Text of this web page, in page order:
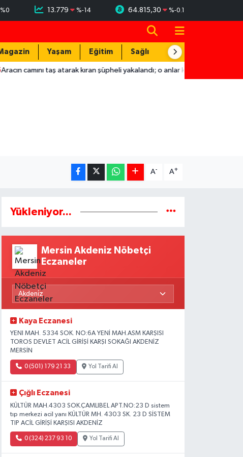
%0 13.779 %-14 64.815,30 %-0.1
Yaşam Eğitim Sağlık Teknoloji
taş atarak kıran şüpheli yakalandı; o anlar kamerada
A- A+
Yükleniyor...
Mersin Akdeniz Nöbetçi
Eczaneler
Kaya Eczanesi
YENI MAH. 5334 SOK. NO:6A YENİ MAH.ASM KARŞISI
TOROS DEVLET ACİL GİRİŞİ KARŞI SOKAĞI AKDENİZ
MERSİN
0 (501) 179 21 33 Yol Tarifi Al
Çığlı Eczanesi
KÜLTÜR MAH.4303 SOK.ÇAMLIBEL APT.NO:23 D sistem
tıp merkezi acil yanı KÜLTÜR MH. 4303 SK. 23 D SİSTEM
TIP ACİL GİRİŞİ KARŞISI AKDENİZ
0 (324) 237 93 10 Yol Tarifi Al